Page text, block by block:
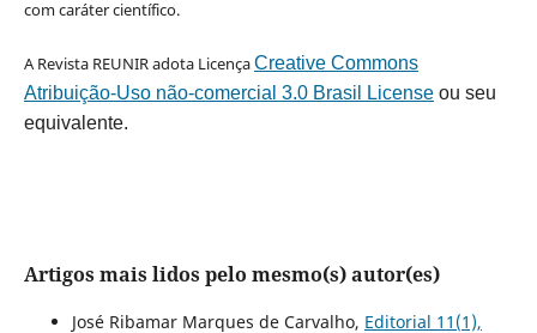
com caráter científico.
A Revista REUNIR adota LicençaCreative Commons
Atribuição-Uso não-comercial 3.0 Brasil Licenseou seu
equivalente.
Artigos mais lidos pelo mesmo(s) autor(es)
José Ribamar Marques de Carvalho, Editorial 11(1),